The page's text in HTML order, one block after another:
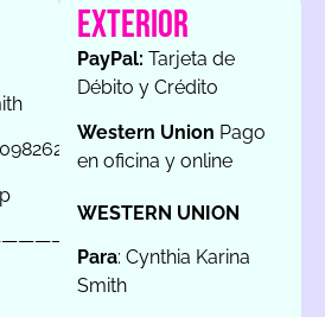
EXTERIOR
PayPal: Tarjeta de
Débito y Crédito
Western Union Pago
en oficina y online
WESTERN UNION
Para: Cynthia Karina
Smith